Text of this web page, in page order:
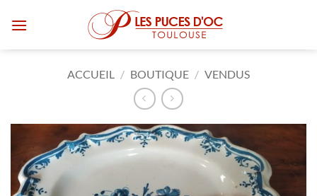
ACCUEIL / BOUTIQUE / VENDUS